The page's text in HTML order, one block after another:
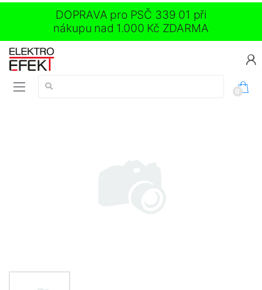
DOPRAVA pro PSČ 339 01 při
nákupu nad 1.000 Kč ZDARMA
Vyhledávání:
0